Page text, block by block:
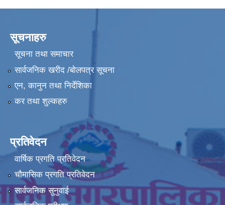
सूचनाहरु
सूचना तथा समाचार
सार्वजनिक खरीद /बोलपत्र सूचना
एन, कानुन तथा निर्देशिका
कर तथा शुल्कहरु
प्रतिवेदन
वार्षिक प्रगति प्रतिवेदन
चौमासिक प्रगति प्रतिवेदन
सार्वजनिक सुनुवाई